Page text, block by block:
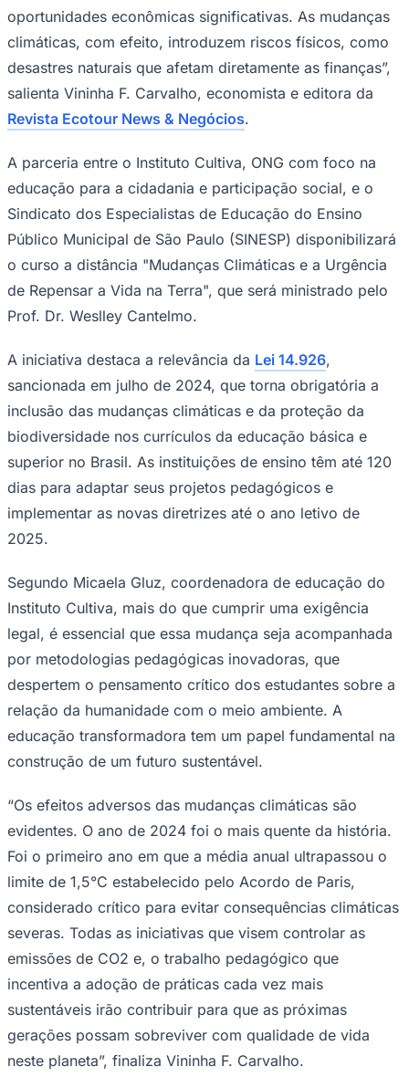
Corinthians
São Paulo
oportunidades econômicas significativas. As mudanças
climáticas, com efeito, introduzem riscos físicos, como
desastres naturais que afetam diretamente as finanças”,
salienta Vininha F. Carvalho, economista e editora da
Revista Ecotour News & Negócios.
A parceria entre o Instituto Cultiva, ONG com foco na
educação para a cidadania e participação social, e o
Sindicato dos Especialistas de Educação do Ensino
Público Municipal de São Paulo (SINESP) disponibilizará
o curso a distância "Mudanças Climáticas e a Urgência
de Repensar a Vida na Terra", que será ministrado pelo
Prof. Dr. Weslley Cantelmo.
A iniciativa destaca a relevância da Lei 14.926,
sancionada em julho de 2024, que torna obrigatória a
inclusão das mudanças climáticas e da proteção da
biodiversidade nos currículos da educação básica e
superior no Brasil. As instituições de ensino têm até 120
dias para adaptar seus projetos pedagógicos e
implementar as novas diretrizes até o ano letivo de
2025.
Segundo Micaela Gluz, coordenadora de educação do
Instituto Cultiva, mais do que cumprir uma exigência
legal, é essencial que essa mudança seja acompanhada
por metodologias pedagógicas inovadoras, que
despertem o pensamento crítico dos estudantes sobre a
relação da humanidade com o meio ambiente. A
educação transformadora tem um papel fundamental na
construção de um futuro sustentável.
“Os efeitos adversos das mudanças climáticas são
evidentes. O ano de 2024 foi o mais quente da história.
Foi o primeiro ano em que a média anual ultrapassou o
limite de 1,5°C estabelecido pelo Acordo de Paris,
considerado crítico para evitar consequências climáticas
severas. Todas as iniciativas que visem controlar as
emissões de CO2 e, o trabalho pedagógico que
incentiva a adoção de práticas cada vez mais
sustentáveis irão contribuir para que as próximas
gerações possam sobreviver com qualidade de vida
neste planeta”, finaliza Vininha F. Carvalho.